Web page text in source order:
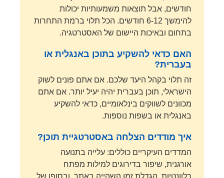
חודשים, אבל תוצאות משמעותיות יכולות
להימשך 6-12 חודשים. הכל תלוי ברמת התחרות
בתחום ובאיכות היישום של האסטרטגיה.
האם כדאי להשקיע בתוכן באנגלית או
בעברית?
זה תלוי בקהל היעד שלכם. אם אתם פונים לשוק
הישראלי, תוכן בעברית יהיה יעיל יותר. אם אתם
מכוונים לשווקים בינלאומיים, כדאי להשקיע
באנגלית או בשפות נוספות.
איך מודדים הצלחה באסטרטגיית תוכן?
המדדים העיקריים כוללים: עלייה בתנועה
אורגנית, שיפור בדירוגים למילות מפתח